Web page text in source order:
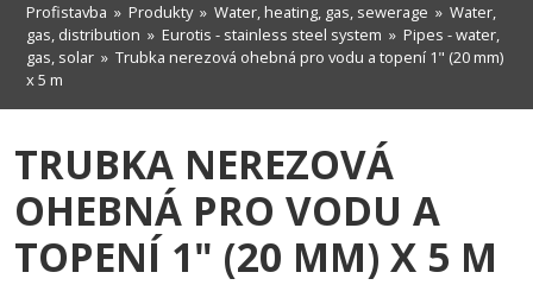
Profistavba » Produkty» Water, heating, gas, sewerage » Water,
gas, distribution » Eurotis - stainless steel system » Pipes - water,
gas, solar » Trubka nerezová ohebná pro vodu a topení 1" (20 mm)
x 5 m
TRUBKA NEREZOVÁ
OHEBNÁ PRO VODU A
TOPENÍ 1" (20 MM) X 5 M